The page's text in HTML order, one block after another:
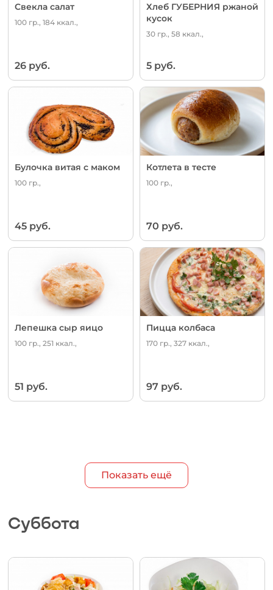
Свекла салат
100 гр., 184 ккал.,
26 руб.
Хлеб ГУБЕРНИЯ ржаной
кусок
30 гр., 58 ккал.,
5 руб.
Булочка витая с маком
100 гр.,
45 руб.
Котлета в тесте
100 гр.,
70 руб.
Лепешка сыр яицо
100 гр., 251 ккал.,
51 руб.
Пицца колбаса
170 гр., 327 ккал.,
97 руб.
Показать ещё
Суббота